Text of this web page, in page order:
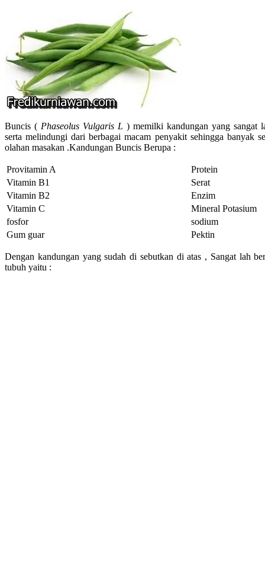
Buncis ( Phaseolus Vulgaris L ) memilki kandungan yang sangat
serta melindungi dari berbagai macam penyakit sehingga banyak
olahan masakan .Kandungan Buncis Berupa :
Provitamin A
Protein
Vitamin B1
Serat
Vitamin B2
Enzim
Vitamin C
Mineral Potasium
fosfor
sodium
Gum guar
Pektin
Dengan kandungan yang sudah di sebutkan di atas , Sangat lah
tubuh yaitu :